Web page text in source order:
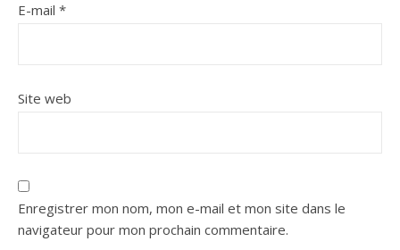
E-mail *
Site web
Enregistrer mon nom, mon e-mail et mon site dans le
navigateur pour mon prochain commentaire.